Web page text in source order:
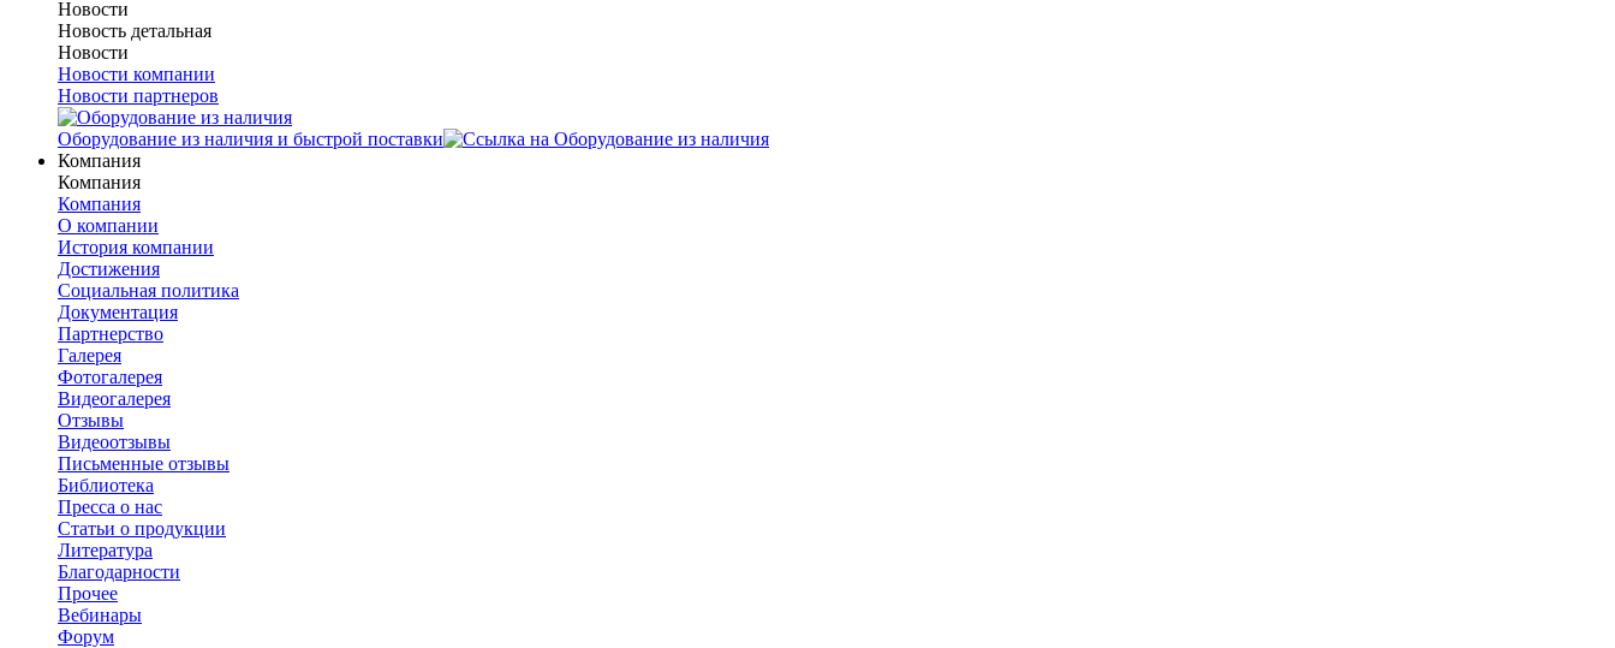
Новости
Новость детальная
Новости
Новости компании
Новости партнеров
Оборудование из наличия и быстрой поставки
Компания
Компания
Компания
О компании
История компании
Достижения
Социальная политика
Документация
Партнерство
Галерея
Фотогалерея
Видеогалерея
Отзывы
Видеоотзывы
Письменные отзывы
Библиотека
Пресса о нас
Статьи о продукции
Литература
Благодарности
Прочее
Вебинары
Форум